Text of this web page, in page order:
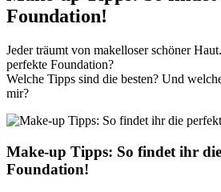
Foundation!
Jeder träumt von makelloser schöner
perfekte Foundation?
Welche Tipps sind die besten? Und
mir?
Make-up Tipps: So findet ihr
Foundation!